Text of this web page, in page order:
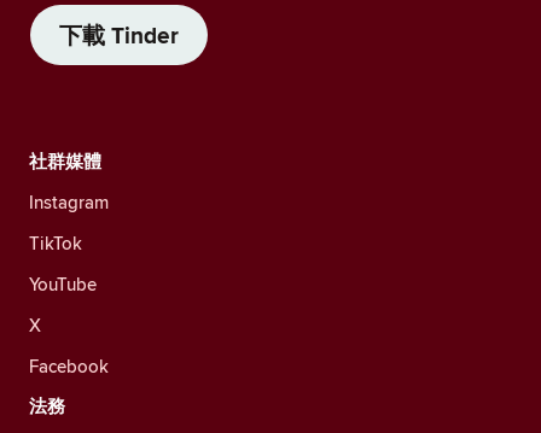
下載 Tinder
社群媒體
Instagram
TikTok
YouTube
X
Facebook
法務